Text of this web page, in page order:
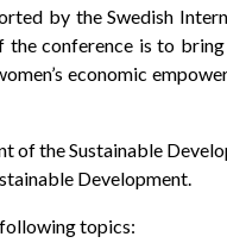
by the Swedish
conference is to
economic
of the Sustainable
Development.
topics: